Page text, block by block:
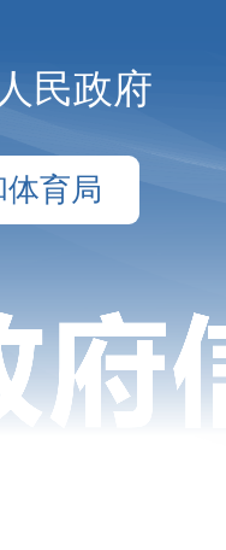
民政府
育局